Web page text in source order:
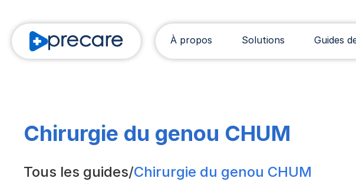
À propos Solutions Guides
Chirurgie du genou CHUM
Tous les guides/Chirurgie du genou CHUM